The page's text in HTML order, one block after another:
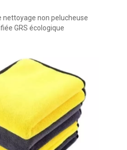
nettoyage non pelucheuse
GRS écologique